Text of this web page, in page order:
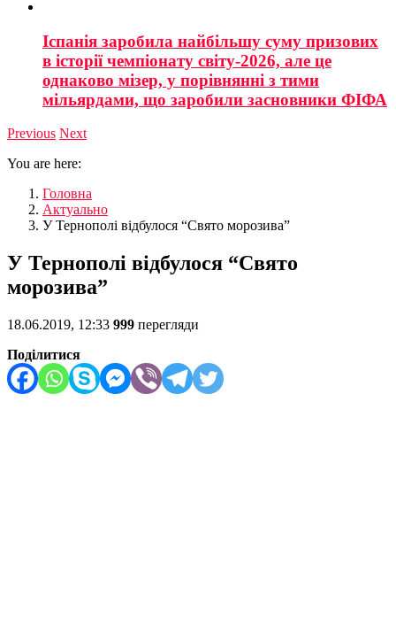
Іспанія заробила найбільшу суму призових
в історії чемпіонату світу-2026, але це
однаково мізер, у порівнянні з тими
мільярдами, що заробили засновники ФІФА
Previous Next
You are here:
Головна
Актуально
У Тернополі відбулося “Свято морозива”
У Тернополі відбулося “Свято
морозива”
18.06.2019, 12:33 999 перегляди
Поділитися